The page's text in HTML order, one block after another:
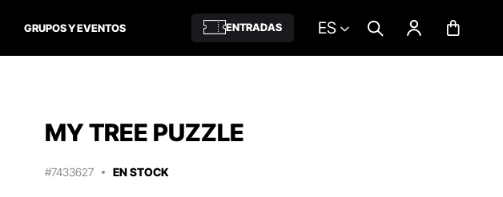
GRUPOS Y EVENTOS ENTRADAS ES
MY TREE PUZZLE
#7433627 EN STOCK